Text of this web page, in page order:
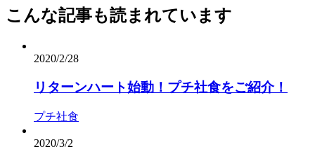
こんな記事も読まれています
2020/2/28
リターンハート始動︎！プチ社食をご紹介！
プチ社食
2020/3/2